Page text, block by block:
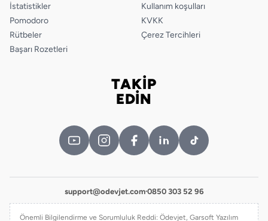
İstatistikler
Pomodoro
Rütbeler
Başarı Rozetleri
Kullanım koşulları
KVKK
Çerez Tercihleri
TAKİP
EDİN
support@odevjet.com·0850 303 52 96
Önemli Bilgilendirme ve Sorumluluk Reddi: Ödevjet, Garsoft Yazılım